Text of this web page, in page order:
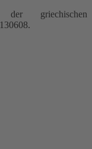
griechischen